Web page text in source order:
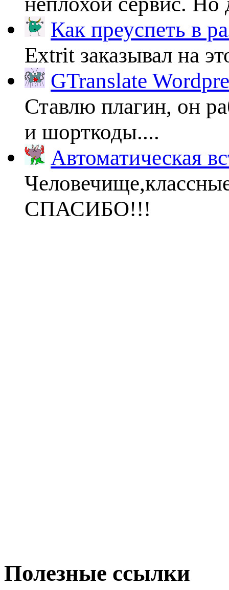
Как преуспеть в
Extrit заказывал на
GTranslate
Ставлю плагин, он
и шорткоды....
Автоматическая
СПАСИБО!!!
Полезные ссылки